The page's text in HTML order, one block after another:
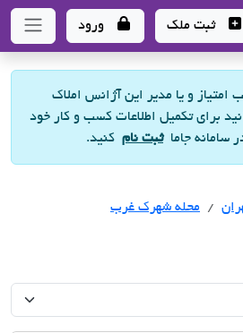
املاک و مشاورین املاک
ثبت ملک ورود
امتیاز و یا مدیر این آژانس املاک
برای تکمیل اطلاعات کسب و کار خود
سامانه جاماثبت نام کنید.
های املاکآژانس های املاک
محله شهرک غرب